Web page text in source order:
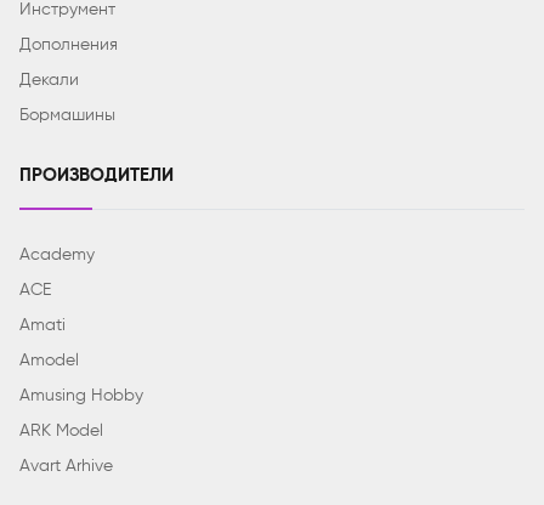
Инструмент
Дополнения
Декали
Бормашины
ПРОИЗВОДИТЕЛИ
Academy
ACE
Amati
Amodel
Amusing Hobby
ARK Model
Avart Arhive